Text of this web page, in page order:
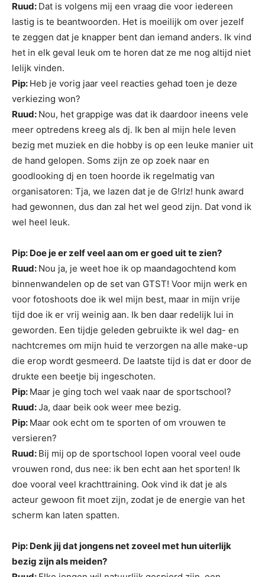
Ruud: Dat is volgens mij een vraag die voor iedereen
lastig is te beantwoorden. Het is moeilijk om over jezelf
te zeggen dat je knapper bent dan iemand anders. Ik vind
het in elk geval leuk om te horen dat ze me nog altijd niet
lelijk vinden.
Pip: Heb je vorig jaar veel reacties gehad toen je deze
verkiezing won?
Ruud: Nou, het grappige was dat ik daardoor ineens vele
meer optredens kreeg als dj. Ik ben al mijn hele leven
bezig met muziek en die hobby is op een leuke manier uit
de hand gelopen. Soms zijn ze op zoek naar en
goodlooking dj en toen hoorde ik regelmatig van
organisatoren: Tja, we lazen dat je de G!rlz! hunk award
had gewonnen, dus dan zal het wel geod zijn. Dat vond ik
wel heel leuk.
Pip: Doe je er zelf veel aan om er goed uit te zien?
Ruud: Nou ja, je weet hoe ik op maandagochtend kom
binnenwandelen op de set van GTST! Voor mijn werk en
voor fotoshoots doe ik wel mijn best, maar in mijn vrije
tijd doe ik er vrij weinig aan. Ik ben daar redelijk lui in
geworden. Een tijdje geleden gebruikte ik wel dag- en
nachtcremes om mijn huid te verzorgen na alle make-up
die erop wordt gesmeerd. De laatste tijd is dat er door de
drukte een beetje bij ingeschoten.
Pip: Maar je ging toch wel vaak naar de sportschool?
Ruud:Ja, daar beik ook weer mee bezig.
Pip: Maar ook echt om te sporten of om vrouwen te
versieren?
Ruud: Bij mij op de sportschool lopen vooral veel oude
vrouwen rond, dus nee: ik ben echt aan het sporten! Ik
doe vooral veel krachttraining. Ook vind ik dat je als
acteur gewoon fit moet zijn, zodat je de energie van het
scherm kan laten spatten.
Pip: Denk jij dat jongens net zoveel met hun uiterlijk
bezig zijn als meiden?